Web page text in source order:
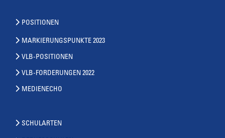
POSITIONEN
MARKIERUNGSPUNKTE 2023
VLB-POSITIONEN
VLB-FORDERUNGEN 2022
MEDIENECHO
SCHULARTEN